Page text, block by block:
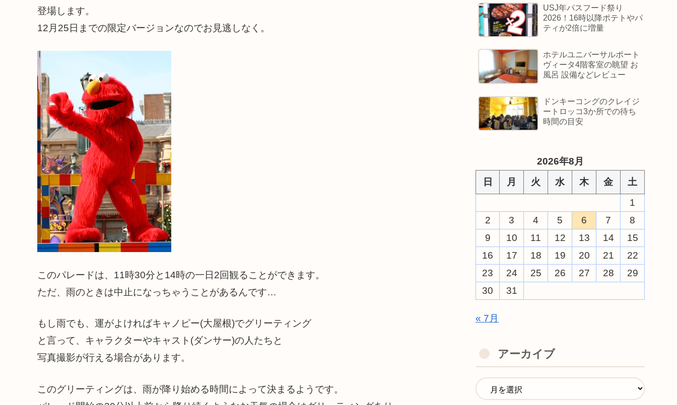
登場します。
12月25日までの限定バージョンなのでお見逃しなく。
このパレードは、11時30分と14時の一日2回観ることができます。
ただ、雨のときは中止になっちゃうことがあるんです…
もし雨でも、運がよければキャノピー(大屋根)でグリーティング
と言って、キャラクターやキャスト(ダンサー)の人たちと
写真撮影が行える場合があります。
このグリーティングは、雨が降り始める時間によって決まるようです。
USJ年パスフード祭り
2026！16時以降ポテトやパ
ティが2倍に増量
ホテルユニバーサルポート
ヴィータ4階客室の眺望 お
風呂 設備などレビュー
ドンキーコングのクレイジ
ートロッコ3か所での待ち
時間の目安
2026年8月
日
月 火 水 木 金
土
1
2
3 4 5 6 7
8
9
10 11 12 13 14
15
16
17 18 19 20 21
22
23
24 25 26 27 28
29
30
31
« 7月
アーカイブ